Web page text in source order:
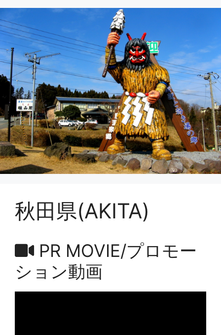
秋田県(AKITA)
PR MOVIE/プロモー
ション動画